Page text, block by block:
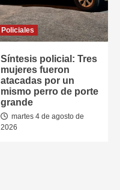
Policiales
Síntesis policial: Tres
mujeres fueron
atacadas por un
mismo perro de porte
grande
martes 4 de agosto de
2026